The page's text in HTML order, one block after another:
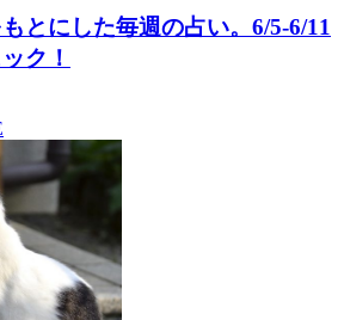
とにした毎週の占い。6/5-6/11
ク！